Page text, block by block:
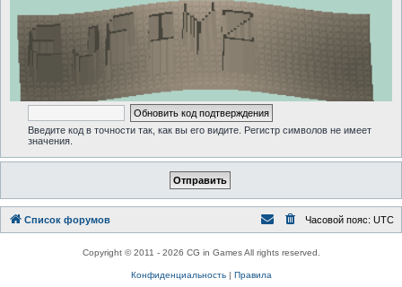
Введите код в точности так, как вы его видите. Регистр символов не имеет
значения.
Список форумов Часовой пояс: UTC
Copyright © 2011 - 2026 CG in Games All rights reserved.
Конфиденциальность| Правила